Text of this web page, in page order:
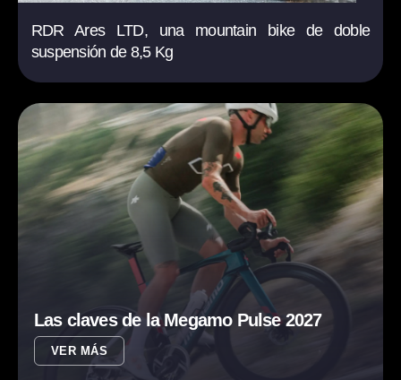
RDR Ares LTD, una mountain bike de doble
suspensión de 8,5 Kg
Las claves de la Megamo Pulse 2027
VER MÁS